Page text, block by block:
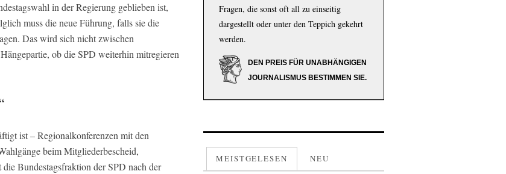
in der Regierung geblieben ist,
muss die neue Führung, falls sie die
Das wird sich nicht zwischen
ob die SPD weiterhin mitregieren
ist – Regionalkonferenzen mit den
beim Mitgliederbescheid,
Bundestagsfraktion der SPD nach der
Fragen, die sonst oft all zu einseitig
dargestellt oder unter den Teppich gekehrt
werden.
DEN PREIS FÜR UNABHÄNGIGEN
JOURNALISMUS BESTIMMEN SIE.
MEISTGELESEN NEU